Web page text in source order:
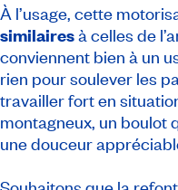
À l’usage, cette
similairesà celles de
conviennent bien à un
rien pour soulever les
travailler fort en
montagneux, un boulot
une douceur